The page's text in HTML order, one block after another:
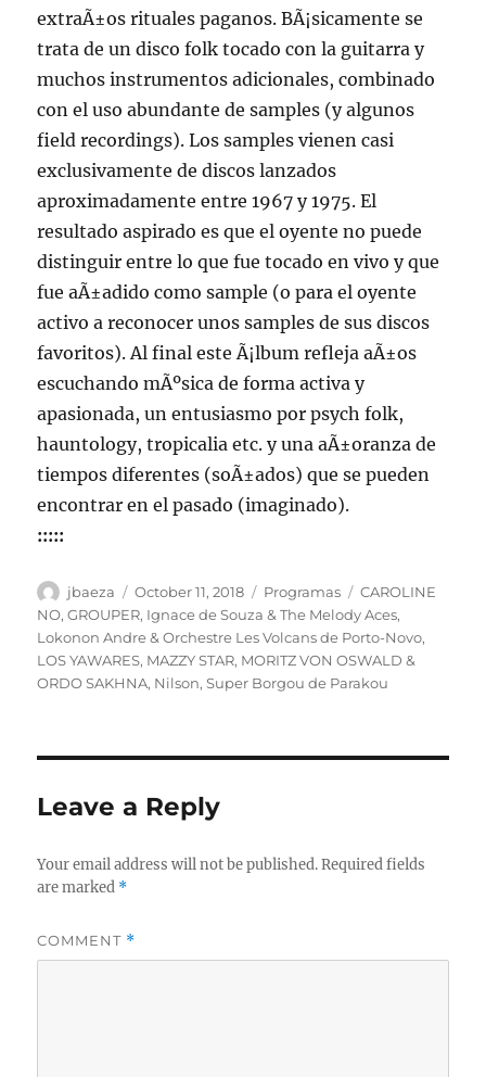
extraÃ±os rituales paganos. BÃ¡sicamente se
trata de un disco folk tocado con la guitarra y
muchos instrumentos adicionales, combinado
con el uso abundante de samples (y algunos
field recordings). Los samples vienen casi
exclusivamente de discos lanzados
aproximadamente entre 1967 y 1975. El
resultado aspirado es que el oyente no puede
distinguir entre lo que fue tocado en vivo y que
fue aÃ±adido como sample (o para el oyente
activo a reconocer unos samples de sus discos
favoritos). Al final este Ã¡lbum refleja aÃ±os
escuchando mÃºsica de forma activa y
apasionada, un entusiasmo por psych folk,
hauntology, tropicalia etc. y una aÃ±oranza de
tiempos diferentes (soÃ±ados) que se pueden
encontrar en el pasado (imaginado).
:::::
Author
jbaeza
Posted
on
October 11, 2018 Categories
Programas Tags
CAROLINE
NO,GROUPER, Ignace de Souza & The Melody Aces,
Lokonon Andre & Orchestre Les Volcans de Porto-Novo,
LOS YAWARES, MAZZY STAR, MORITZ VON OSWALD &
ORDO SAKHNA, Nilson,Super Borgou de Parakou
Leave a Reply
Your email address will not be published. Required fields
are marked *
COMMENT *